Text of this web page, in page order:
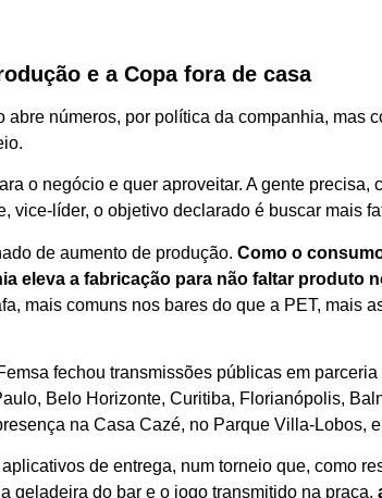
e a Copa fora de casa
abre números, por política da companhia, mas
o negócio e quer aproveitar. A gente precisa,
vice-líder, o objetivo declarado é buscar mais
de aumento de produção.Como o
eleva a fabricação para não faltar produto
mais comuns nos bares do que a PET, mais
fechou transmissões públicas em
Belo Horizonte, Curitiba, Florianópolis,
na Casa Cazé, no Parque Villa-Lobos,
de entrega, num torneio que, como
geladeira do bar e o jogo transmitido na praça,